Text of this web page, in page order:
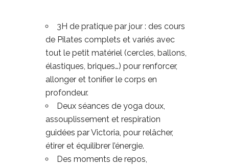
3H de pratique par jour : des cours
de Pilates complets et variés avec
tout le petit matériel (cercles, ballons,
élastiques, briques…) pour renforcer,
allonger et tonifier le corps en
profondeur.
Deux séances de yoga doux,
assouplissement et respiration
guidées parVictoria, pour relâcher,
étirer et équilibrer l’énergie.
Des moments de repos,